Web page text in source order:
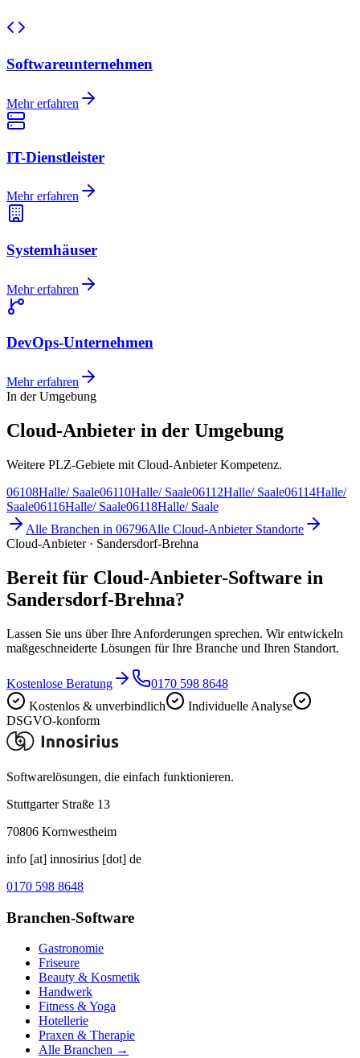
Softwareunternehmen
Mehr erfahren
IT-Dienstleister
Mehr erfahren
Systemhäuser
Mehr erfahren
DevOps-Unternehmen
Mehr erfahren
In der Umgebung
Cloud-Anbieter in der Umgebung
Weitere PLZ-Gebiete mit Cloud-Anbieter Kompetenz.
06108Halle/ Saale06110Halle/ Saale06112Halle/ Saale06114Halle/
Saale06116Halle/ Saale06118Halle/ Saale
Alle Branchen in 06796Alle Cloud-AnbieterStandorte
Cloud-Anbieter · Sandersdorf-Brehna
Bereit für Cloud-Anbieter-Software in
Sandersdorf-Brehna?
Lassen Sie uns über Ihre Anforderungen sprechen. Wir entwickeln
maßgeschneiderte Lösungen für Ihre Branche und Ihren Standort.
Kostenlose Beratung
0170 598 8648
Kostenlos & unverbindlich
Individuelle Analyse
DSGVO-konform
Softwarelösungen, die einfach funktionieren.
Stuttgarter Straße 13
70806 Kornwestheim
info [at] innosirius [dot] de
0170 598 8648
Branchen-Software
Gastronomie
Friseure
Beauty & Kosmetik
Handwerk
Fitness & Yoga
Hotellerie
Praxen & Therapie
Alle Branchen →